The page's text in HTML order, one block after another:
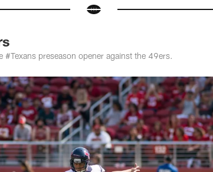
#Texans preseason opener against the 49ers.